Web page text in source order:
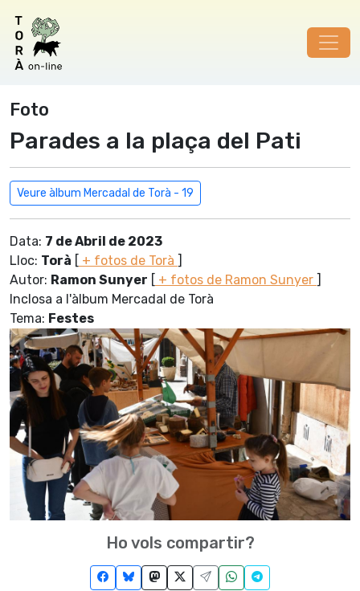
Foto
Parades a la plaça del Pati
Veure àlbum Mercadal de Torà - 19
Data: 7 de Abril de 2023
Lloc: Torà [ + fotos de Torà ]
Autor: Ramon Sunyer [ + fotos de Ramon Sunyer ]
Inclosa a l'àlbum Mercadal de Torà
Tema: Festes
Ho vols compartir?